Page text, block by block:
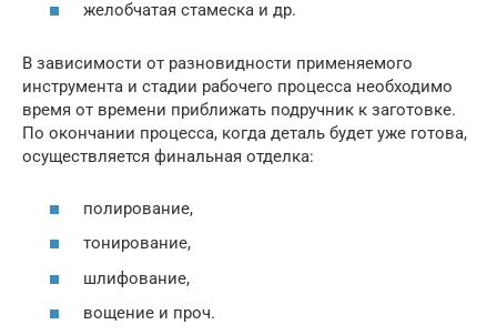
желобчатая стамеска и др.
В зависимости от разновидности применяемого
инструмента и стадии рабочего процесса необходимо
время от времени приближать подручник к заготовке.
По окончании процесса, когда деталь будет уже готова,
осуществляется финальная отделка:
полирование,
тонирование,
шлифование,
вощение и проч.